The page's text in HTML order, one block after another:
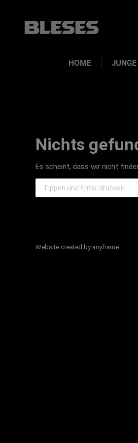
HOME
Nichts
Es scheint, dass wir nicht
Search:
Website created by anyframe